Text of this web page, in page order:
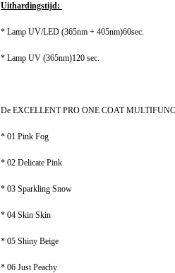
Uithardingstijd:
* Lamp UV/LED (365nm + 405nm)60sec.
* Lamp UV (365nm)120 sec.
De EXCELLENT PRO ONE COAT
* 01 Pink Fog
* 02 Delicate Pink
* 03 Sparkling Snow
* 04 Skin Skin
* 05 Shiny Beige
* 06 Just Peachy